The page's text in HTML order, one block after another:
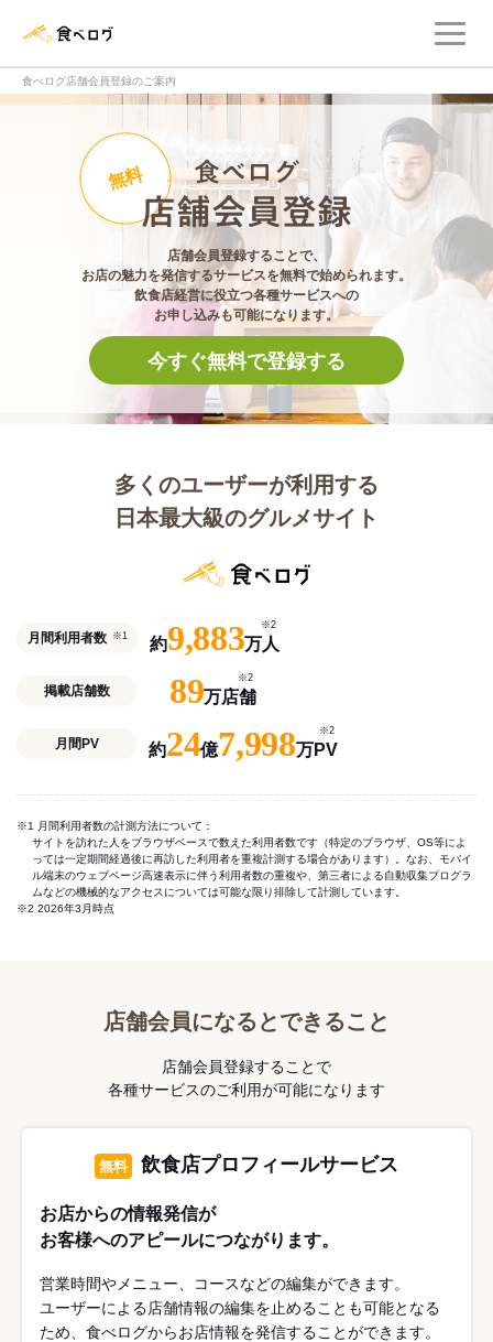
食べログ店舗会員登録のご案内
食べログ店舗会員
無料
店舗会員登録することで、
お店の魅力を発信するサービスを無料で始められます。
飲食店経営に役立つ各種サービスへの
お申し込みも可能になります。
今すぐ無料で登録する
多くのユーザーが利用する
日本最大級のグルメサイト
月間利用者数 ※1 約9,883万人
※2
掲載店舗数 89万店舗
※2
月間PV 約24億7,998万PV
※2
※1 月間利用者数の計測方法について：
サイトを訪れた人をブラウザベースで数えた利用者数です（特定のブラウザ、OS等によ
っては一定期間経過後に再訪した利用者を重複計測する場合があります）。なお、モバイ
ル端末のウェブページ高速表示に伴う利用者数の重複や、第三者による自動収集プログラ
ムなどの機械的なアクセスについては可能な限り排除して計測しています。
※2 2026年3月時点
店舗会員になるとできること
店舗会員登録することで
各種サービスのご利用が可能になります
無料 飲食店プロフィールサービス
お店からの情報発信が
お客様へのアピールにつながります。
営業時間やメニュー、コースなどの編集ができます。
ユーザーによる店舗情報の編集を止めることも可能となる
ため、食べログからお店情報を発信することができます。